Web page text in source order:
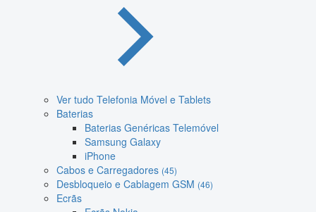
Ver tudo Telefonia Móvel e Tablets
Baterias
Baterias Genéricas Telemóvel
Samsung Galaxy
iPhone
Cabos e Carregadores (45)
Desbloqueio e Cablagem GSM (46)
Ecrãs